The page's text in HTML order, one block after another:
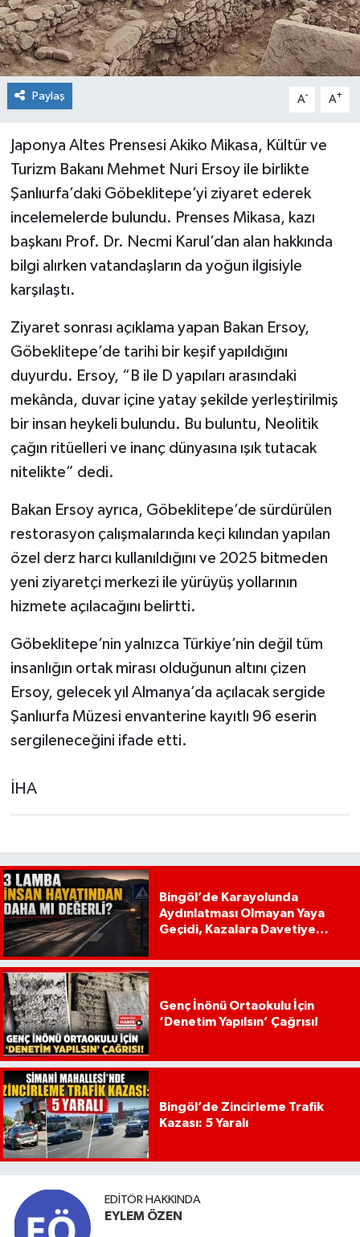
Paylaş A- A+
Japonya Altes Prensesi Akiko Mikasa, Kültür ve
Turizm Bakanı Mehmet Nuri Ersoy ile birlikte
Şanlıurfa’daki Göbeklitepe’yi ziyaret ederek
incelemelerde bulundu. Prenses Mikasa, kazı
başkanı Prof. Dr. Necmi Karul’dan alan hakkında
bilgi alırken vatandaşların da yoğun ilgisiyle
karşılaştı.
Ziyaret sonrası açıklama yapan Bakan Ersoy,
Göbeklitepe’de tarihi bir keşif yapıldığını
duyurdu. Ersoy, “B ile D yapıları arasındaki
mekânda, duvar içine yatay şekilde yerleştirilmiş
bir insan heykeli bulundu. Bu buluntu, Neolitik
çağın ritüelleri ve inanç dünyasına ışık tutacak
nitelikte” dedi.
Bakan Ersoy ayrıca, Göbeklitepe’de sürdürülen
restorasyon çalışmalarında keçi kılından yapılan
özel derz harcı kullanıldığını ve 2025 bitmeden
yeni ziyaretçi merkezi ile yürüyüş yollarının
hizmete açılacağını belirtti.
Göbeklitepe’nin yalnızca Türkiye’nin değil tüm
insanlığın ortak mirası olduğunun altını çizen
Ersoy, gelecek yıl Almanya’da açılacak sergide
Şanlıurfa Müzesi envanterine kayıtlı 96 eserin
sergileneceğini ifade etti.
İHA
Bingöl’de Karayolunda
Aydınlatması Olmayan Yaya
Geçidi, Kazalara Davetiye
Genç İnönü Ortaokulu İçin
‘Denetim Yapılsın’ Çağrısı!
Bingöl’de Zincirleme Trafik
Kazası: 5 Yaralı
EDITÖR HAKKINDA
EYLEM ÖZEN
SOLHAN
SPOR
YAYLADERE
YEDİSU